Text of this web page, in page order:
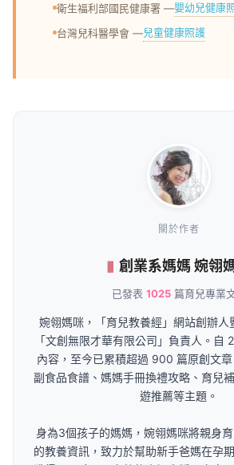
衛生福利部國民健康署 —嬰幼兒健康
台灣兒科醫學會 —兒童健康照護
關於作者
創業系媽媽 婉翎
已發表 1025篇育兒專業
婉翎媽咪，「育兒教養經」網站創辦人
「文創無限才華有限公司」負責人。自
內容，至今已累積超過 900 篇原創文章
副食品食譜、媽媽手冊換禮攻略、育兒
遊推薦等主題。
身為3個孩子的媽媽，婉翎媽咪將親身
的教養資訊，致力於幫助新手爸媽在孕